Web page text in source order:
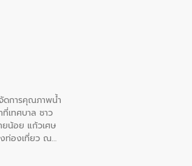
ดการคุณภาพน้ำ
ที่เทศบาล ชาว
ยน้อย แก้วเศษ
งท่องเที่ยว ณ